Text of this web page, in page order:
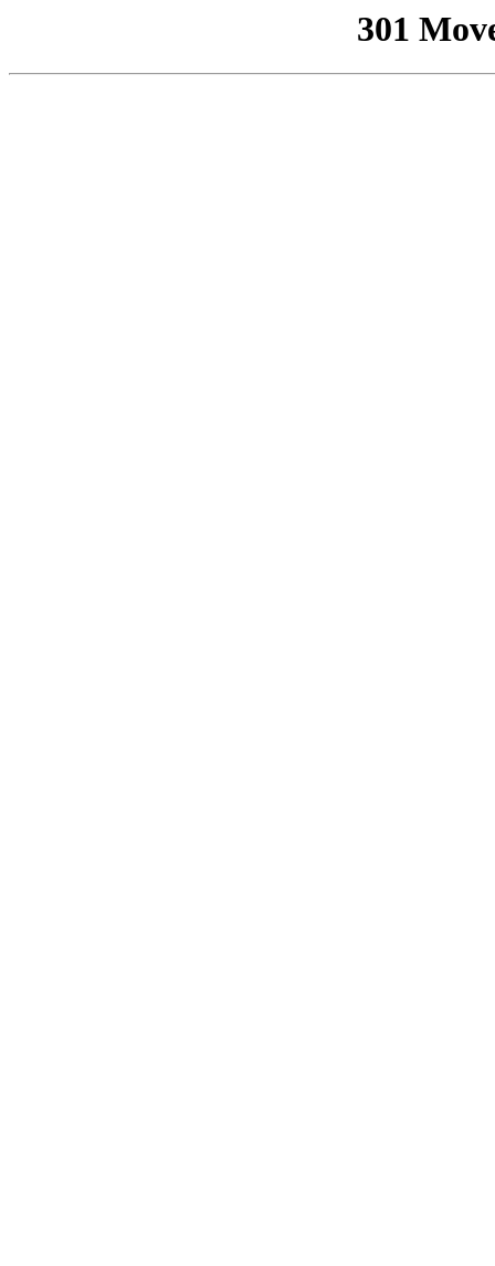
301